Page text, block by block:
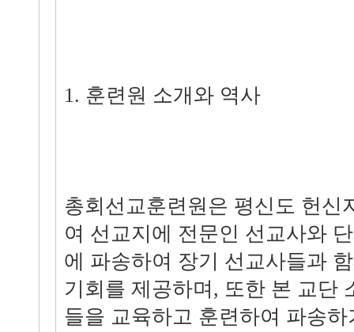
1. 훈련원 소개와 역사
총회선교훈련원은 평신도 헌신
여 선교지에 전문인 선교사와
에 파송하여 장기 선교사들과
기회를 제공하며, 또한 본 교단
들을 교육하고 훈련하여 파송